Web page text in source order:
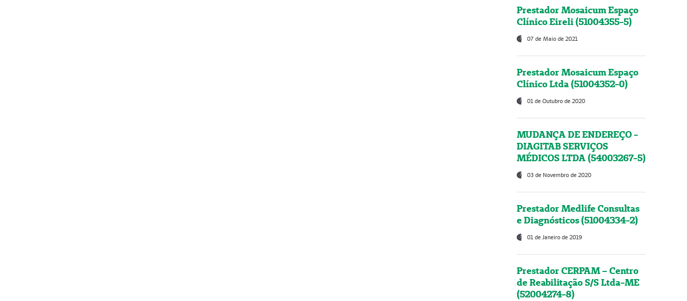
Prestador Mosaicum Espaço
Clínico Eireli (51004355-5)
07 de Maio de 2021
Prestador Mosaicum Espaço
Clínico Ltda (51004352-0)
01 de Outubro de 2020
MUDANÇA DE ENDEREÇO -
DIAGITAB SERVIÇOS
MÉDICOS LTDA (54003267-5)
03 de Novembro de 2020
Prestador Medlife Consultas
e Diagnósticos (51004334-2)
01 de Janeiro de 2019
Prestador CERPAM – Centro
de Reabilitação S/S Ltda-ME
(52004274-8)